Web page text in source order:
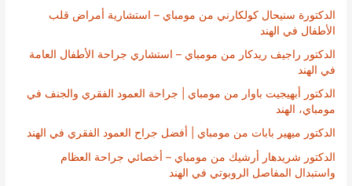
الدكتورة سنيحال كولكارني من مومباي – استشارية أمراض قلب
الأطفال في الهند
الدكتور راجيف ريدكار من مومباي – استشاري جراحة الأطفال العامة
في الهند
الدكتور أبهيجيت باوار من مومباي | جراحة العمود الفقري والجنف في
مومباي، الهند
الدكتور ميهير بابات من مومباي | أفضل جراح العمود الفقري في الهند
الدكتور شريدهار أرشيك من مومباي – أخصائي جراحة العظام
واستبدال المفاصل الروبوتي في الهند